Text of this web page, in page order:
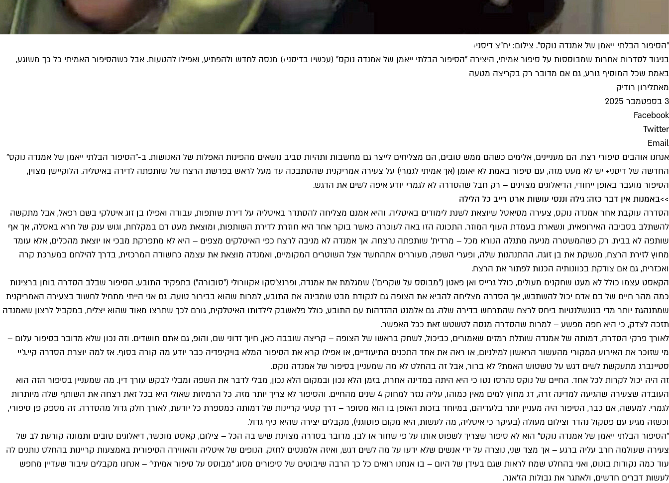
"הסיפור הבלתי ייאמן של אמנדה נוקס". צילום: יח"צ דיסני+
בניגוד לסדרות אחרות שמבוססות על סיפור אמיתי, היצירה "הסיפור הבלתי ייאמן של אמנדה נוקס" (עכשיו בדיסני+) מנסה לחדש ולהפתיע, ואפילו להטעות. אבל כשהסיפור האמיתי כל כך משוגע,
באמת שכל המוסיף גורע, גם אם מדובר רק בקריצה מטעה
מאתלירון רודיק
3 בספטמבר 2025
Facebook
Twitter
Email
אנחנו אוהבים סיפורי רצח. הם מעניינים, אלימים כשהם ממש טובים, הם מצליחים לייצר גם מחשבות ותהיות סביב נושאים מהפינות האפלות של האנושות. ב-"הסיפור הבלתי ייאמן של אמנדה נוקס"
החדשה של דיסני+ יש לא מעט מזה, עם סיפור באמת לא יאומן (אך אמיתי לגמרי) על צעירה אמריקנית שהסתבכה עד מעל לראש בפרשת הרצח של שותפתה לדירה באיטליה. הלוקיישן מצוין,
הסיפור מועבר באופן ייחודי, הדיאלוגים מצוינים – רק חבל שהסדרה לא לגמרי יודע איפה לשים את הדגש.
>>באמנות אין דבר כזה: גילה וננסי עושות ארט רייב כל הלילה
הסדרה עוקבת אחר אמנדה נוקס, צעירה מסיאטל שיוצאת לשנת לימודים באיטליה. והיא אמנם מצליחה להסתדר באיטליה על דירת שותפות, עבודה ואפילו בן זוג איטלקי בשם רפאל, אבל מתקשה
להשתלב בסביבה האירופאית, ונשארת בעמדת העוף המוזר. התכונה הזו באה לעוכרה כאשר בוקר אחד היא חוזרת לדירת השותפות, ומוצאת מעט דם במקלחת, וגוש ענק של חרא באסלה, אך אף
שותפה לא בבית. רק כשהמשטרה מגיעה מתגלה הנורא מכל – מרדית' שותפתה נרצחה. אך אמנדה לא מגיבה לרצח כפי האיטלקים מצפים – היא לא מתפרקת מבכי או יוצאת מהכלים, אלא עומד
מחוץ לזירת הרצח, מנשקת את בן זוגה. ההתנהגות שלה, ופערי השפה, מעוררים אתהחשד אצל השוטרים המקומיים, ואמנדה מוצאת את עצמה כחשודה המרכזית, בדרך להילחם במערכת קרה
ואכזרית, גם אם צודקת בכוונותיה הכנות לפתור את הרצח.
הקאסט עצמו כולל לא מעט שחקנים מעולים, כולל גרייס ואן פאטן ("מבוסס על שקרים") שמגלמת את אמנדה, ופרנצ׳סקו אקוורולי ("סובורה") בתפקיד התובע. הסיפור שבלב הסדרה בוחן ברצינות
כמה מהר חיים של בם אדם יכול להשתבש, אך הסדרה מצליחה להביא את הצופה גם לנקודת מבט שמבינה את התובע, למרות שהוא בבירור טועה. גם אני הייתי מתחיל לחשוד בצעירה האמריקנית
שמתנהגת יותר מדי בנונשלנטיות ביחס לרצח שהתרחש בדירה שלה. גם אלמנט ההזדהות עם התובע, כולל פלאשבק לילדותו האיטלקית, גורם לכך שתרצו מאוד שהוא יצליח, במקביל לרצון שאמנדה
תזכה לצדק, כי היא חפה מפשע – למרות שהסדרה מנסה לטשטש זאת ככל האפשר.
לאורך פרקי הסדרה, דמותה של אמנדה שותלת רמזים שאמורים, כביכול, לשחק בראשו של הצופה – קריצה שובבה כאן, חיוך זדוני שם, והופ, גם אתם חושדים. וזה נכון שלא מדובר בסיפור עלום –
מי שזוכר את האירוע המקורי מהעשור הראשון למילניום, או ראה את אחד התכנים התיעודיים, או אפילו קרא את הסיפור המלא בויקיפדיה כבר יודע מה קורה בסוף. אז למה יוצרת הסדרה קיי.ג'יי
סטיינברג מתעקשת לשים דגש על טשטוש האמת? לא ברור, אבל זה בהחלט לא מה שמעניין בסיפור של אמנדה נוקס.
זה היה יכול לקרות לכל אחד. החיים של נוקס נהרסו נטו כי היא היתה במדינה אחרת, בזמן הלא נכון ובמקום הלא נכון, מבלי לדבר את השפה ומבלי לבקש עורך דין. מה שמעניין בסיפור הזה הוא
העובדה שצעירה שהגיעה למדינה זרה, דג מחוץ למים מאין כמוהו, עליה נגזר למחוק 4 שנים מהחיים. והסיפור לא צריך יותר מזה. כל הרמיזות שאולי היא בכל זאת רצחה את השותף שלה מיותרות
לגמרי. למעשה, אם כבר, הסיפור היה מעניין יותר בלעדיהם, במיוחד בזכות האופן בו הוא מסופר – דרך קטעי קריינות של דמותה כמספרת כל יודעת, לאורך חלק גדול מהסדרה. זה מספק פן סיפורי,
וכשזה מגיע עם פסקול נהדר וצילום מעולה (בעיקר כי איטליה, מה לעשות, היא מקום פוטוגני), מקבלים יצירה שהיא כיף גדול.
"הסיפור הבלתי ייאמן של אמנדה נוקס" הוא לא סיפור שצריך לשפוט אותו על פי שחור או לבן. מדובר בסדרה מצוינת שיש בה הכל – צילום, קאסט מוכשר, דיאלוגים טובים ותמונה קורעת לב של
צעירה שעולמה חרב עליה ברגע – אך מצד שני, נוצרה על ידי אנשים שלא ידעו על מה לשים דגש, ואיזה אלמנטים לחזק. הנופים של איטליה והאווירה הסיפורית באמצעות קריינות בהחלט נותנים לה
עוד כמה נקודות בונוס, ואני בהחלט שמח לראות שגם בעידן של היום – בו אנחנו רואים כל כך הרבה שיבוטים של סיפורים מסוג "מבוסס על סיפור אמיתי" – אנחנו מקבלים עיבוד שעדיין מחפש
לעשות דברים חדשים, ולאתגר את גבולות הז'אנר.